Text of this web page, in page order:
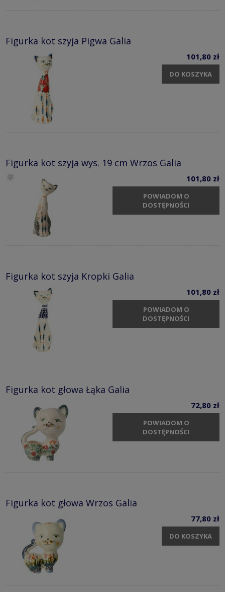
Figurka kot szyja Pigwa Galia
101,80 zł
DO KOSZYKA
Figurka kot szyja wys. 19 cm Wrzos Galia
101,80 zł
POWIADOM O
DOSTĘPNOŚCI
Figurka kot szyja Kropki Galia
101,80 zł
POWIADOM O
DOSTĘPNOŚCI
Figurka kot głowa Łąka Galia
72,80 zł
POWIADOM O
DOSTĘPNOŚCI
Figurka kot głowa Wrzos Galia
77,80 zł
DO KOSZYKA